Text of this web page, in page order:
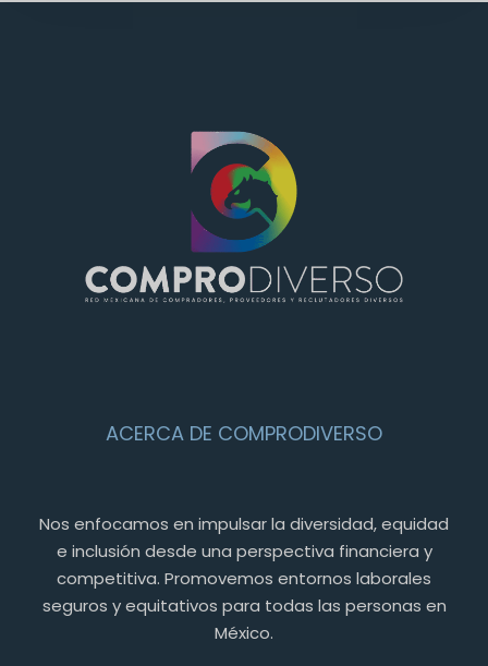
ACERCA DE COMPRODIVERSO
Nos enfocamos en impulsar la diversidad, equidad
e inclusión desde una perspectiva financiera y
competitiva. Promovemos entornos laborales
seguros y equitativos para todas las personas en
México.